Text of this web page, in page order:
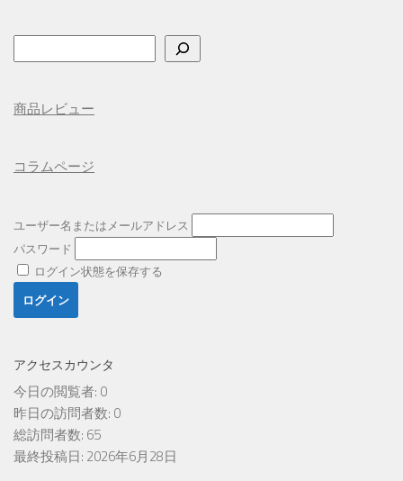
索
商品レビュー
コラムページ
ユーザー名またはメールアドレス
パスワード
ログイン状態を保存する
アクセスカウンタ
今日の閲覧者: 0
昨日の訪問者数: 0
総訪問者数: 65
最終投稿日: 2026年6月28日